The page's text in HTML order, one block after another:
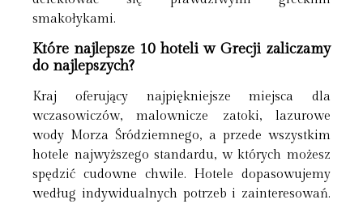
smakołykami.
Które najlepsze 10 hoteli w Grecji zaliczamy
do najlepszych?
Kraj oferujący najpiękniejsze miejsca dla
wczasowiczów, malownicze zatoki, lazurowe
wody Morza Śródziemnego, a przede wszystkim
hotele najwyższego standardu, w których możesz
spędzić cudowne chwile. Hotele dopasowujemy
według indywidualnych potrzeb i zainteresowań.